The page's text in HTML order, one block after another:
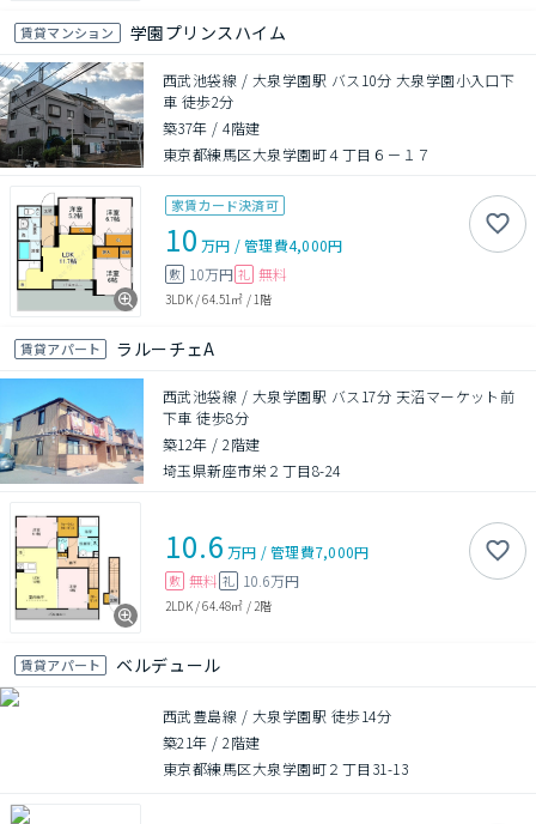
賃貸マンション 学園プリンスハイム
西武池袋線 / 大泉学園駅 バス10分 大泉学園小入口下
車 徒歩2分
築37年 /4階建
東京都練馬区大泉学園町４丁目６－１７
家賃カード決済可
10 万円 /管理費4,000円
敷 10万円 礼 無料
3LDK/64.51㎡ /1階
賃貸アパート ラルーチェA
西武池袋線 / 大泉学園駅 バス17分 天沼マーケット前
下車 徒歩8分
築12年 /2階建
埼玉県新座市栄２丁目8-24
10.6 万円 /管理費7,000円
敷 無料 礼 10.6万円
2LDK/64.48㎡ / 2階
賃貸アパート ベルデュール
西武豊島線 / 大泉学園駅 徒歩14分
築21年 /2階建
東京都練馬区大泉学園町２丁目31-13